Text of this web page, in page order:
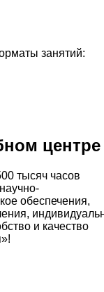
занятий:
центре
тысяч часов
обеспечения,
и качество